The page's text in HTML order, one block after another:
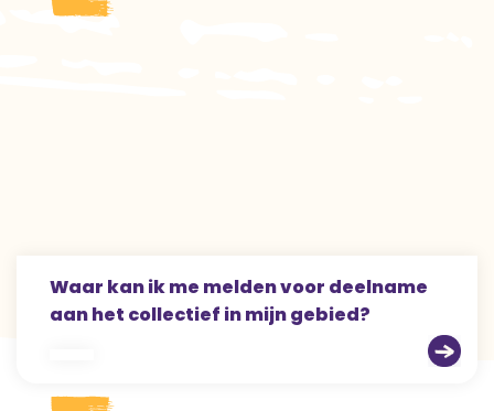
Waar kan ik me melden voor deelname
aan het collectief in mijn gebied?